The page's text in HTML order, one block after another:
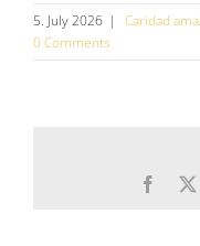
5. July 2026 | Caridad
0 Comments